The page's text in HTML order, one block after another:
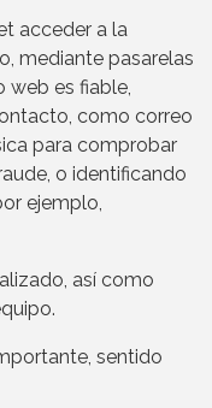
acceder a la
mediante pasarelas
web es fiable,
como correo
para comprobar
o identificando
ejemplo,
así como
sentido